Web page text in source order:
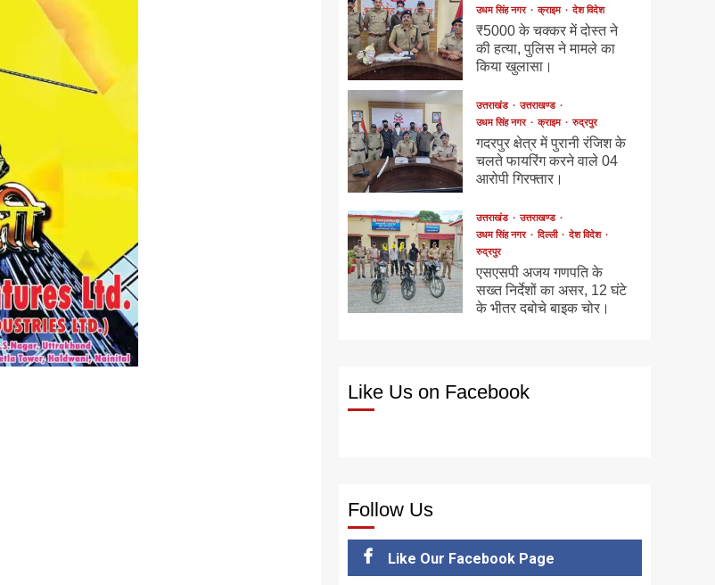
उधम सिंह नगर
क्राइम देश विदेश
₹5000 के चक्कर में दोस्त ने
की हत्या, पुलिस ने मामले का
किया खुलासा।
उत्तराखंड
उत्तराखण्ड
उधम सिंह नगर
क्राइम रुद्रपुर
गदरपुर क्षेत्र में पुरानी रंजिश के
चलते फायरिंग करने वाले 04
आरोपी गिरफ्तार।
उत्तराखंड
उत्तराखण्ड
उधम सिंह नगर
दिल्ली
देश विदेश
रुद्रपुर
एसएसपी अजय गणपति के
सख्त निर्देशों का असर, 12 घंटे
के भीतर दबोचे बाइक चोर।
Like Us on Facebook
Follow Us
Like Our Facebook Page